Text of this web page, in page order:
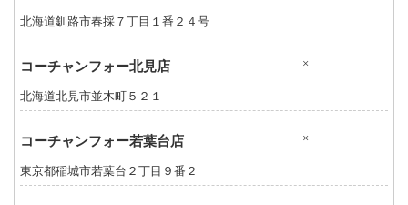
北海道釧路市春採７丁目１番２４号
コーチャンフォー北見店 ×
北海道北見市並木町５２１
コーチャンフォー若葉台店 ×
東京都稲城市若葉台２丁目９番２